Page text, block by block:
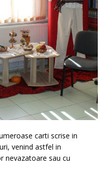
carti scrise in
venind astfel in
nevazatoare sau cu